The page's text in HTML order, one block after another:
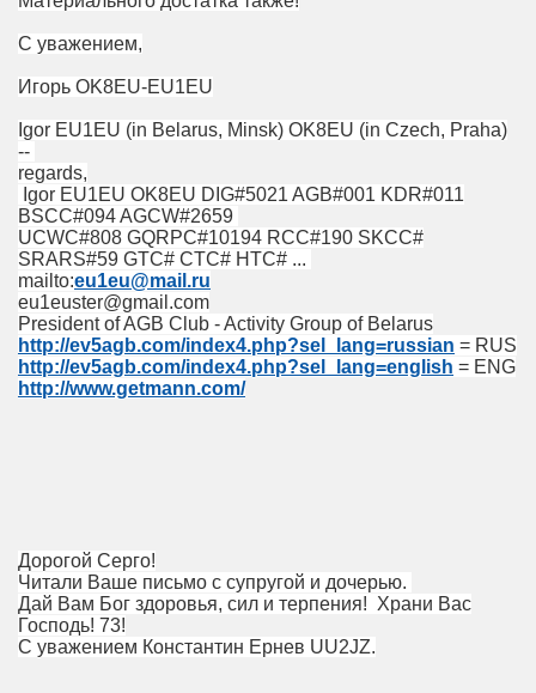
С уважением,
Игорь OK8EU-EU1EU
Igor EU1EU (in Belarus, Minsk) OK8EU (in Czech, Praha)
--
regards,
Igor EU1EU OK8EU DIG#5021 AGB#001 KDR#011
BSCC#094 AGCW#2659
UCWC#808 GQRPC#10194 RCC#190 SKCC#
SRARS#59 GTC# CTC# HTC# ...
mailto:eu1eu@mail.ru
eu1euster@gmail.com
President of AGB Club - Activity Group of Belarus
http://ev5agb.com/index4.php?sel_lang=russian = RUS
http://ev5agb.com/index4.php?sel_lang=english = ENG
http://www.getmann.com/
Дорогой Серго!
Читали Ваше письмо с супругой и дочерью.
Дай Вам Бог здоровья, сил и терпения! Храни Вас
Господь! 73!
С уважением Константин Ернев UU2JZ.